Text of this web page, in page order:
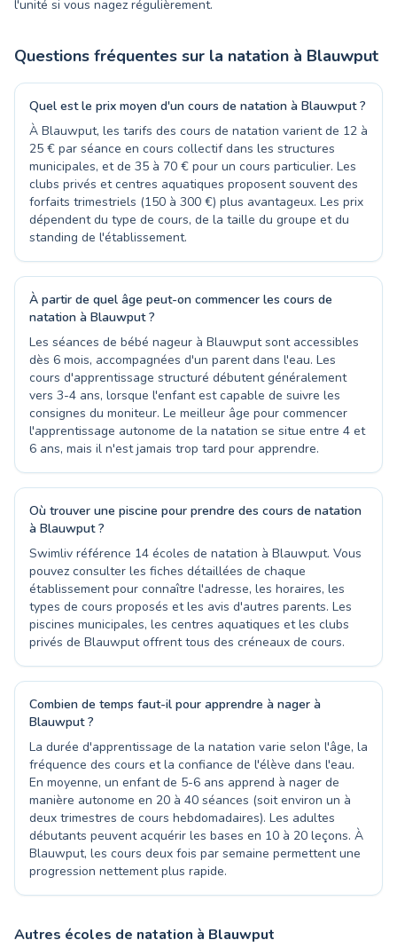
l'unité si vous nagez régulièrement.
Questions fréquentes sur la natation à Blauwput
Quel est le prix moyen d'un cours de natation à Blauwput ?
À Blauwput, les tarifs des cours de natation varient de 12 à
25 € par séance en cours collectif dans les structures
municipales, et de 35 à 70 € pour un cours particulier. Les
clubs privés et centres aquatiques proposent souvent des
forfaits trimestriels (150 à 300 €) plus avantageux. Les prix
dépendent du type de cours, de la taille du groupe et du
standing de l'établissement.
À partir de quel âge peut-on commencer les cours de
natation à Blauwput ?
Les séances de bébé nageur à Blauwput sont accessibles
dès 6 mois, accompagnées d'un parent dans l'eau. Les
cours d'apprentissage structuré débutent généralement
vers 3-4 ans, lorsque l'enfant est capable de suivre les
consignes du moniteur. Le meilleur âge pour commencer
l'apprentissage autonome de la natation se situe entre 4 et
6 ans, mais il n'est jamais trop tard pour apprendre.
Où trouver une piscine pour prendre des cours de natation
à Blauwput ?
Swimliv référence 14 écoles de natation à Blauwput. Vous
pouvez consulter les fiches détaillées de chaque
établissement pour connaître l'adresse, les horaires, les
types de cours proposés et les avis d'autres parents. Les
piscines municipales, les centres aquatiques et les clubs
privés de Blauwput offrent tous des créneaux de cours.
Combien de temps faut-il pour apprendre à nager à
Blauwput ?
La durée d'apprentissage de la natation varie selon l'âge, la
fréquence des cours et la confiance de l'élève dans l'eau.
En moyenne, un enfant de 5-6 ans apprend à nager de
manière autonome en 20 à 40 séances (soit environ un à
deux trimestres de cours hebdomadaires). Les adultes
débutants peuvent acquérir les bases en 10 à 20 leçons. À
Blauwput, les cours deux fois par semaine permettent une
progression nettement plus rapide.
Autres écoles de natation à Blauwput